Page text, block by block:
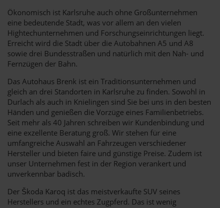
Ökonomisch ist Karlsruhe auch ohne Großunternehmen
eine bedeutende Stadt, was vor allem an den vielen
Hightechunternehmen und Forschungseinrichtungen liegt.
Erreicht wird die Stadt über die Autobahnen A5 und A8
sowie drei Bundesstraßen und natürlich mit den Nah- und
Fernzügen der Bahn.
Das Autohaus Brenk ist ein Traditionsunternehmen und
gleich an drei Standorten in Karlsruhe zu finden. Sowohl in
Durlach als auch in Knielingen sind Sie bei uns in den besten
Händen und genießen die Vorzüge eines Familienbetriebs.
Seit mehr als 40 Jahren schreiben wir Kundenbindung und
eine exzellente Beratung groß. Wir stehen für eine
umfangreiche Auswahl an Fahrzeugen verschiedener
Hersteller und bieten faire und günstige Preise. Zudem ist
unser Unternehmen fest in der Region verankert und
unverkennbar badisch.
Der Škoda Karoq ist das meistverkaufte SUV seines
Herstellers und ein echtes Zugpferd. Das ist wenig